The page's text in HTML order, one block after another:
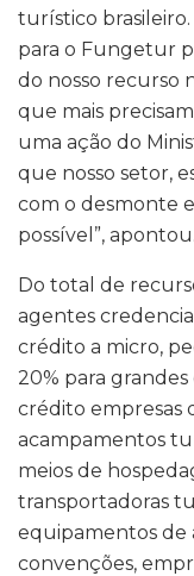
turístico brasileiro.
para o Fungetur
do nosso recurso
que mais
uma ação do
que nosso setor,
com o desmonte e
possível”, apontou.
Do total de
agentes
crédito a micro,
20% para grandes
crédito empresas
acampamentos
meios de
transportadoras
equipamentos de
convenções,